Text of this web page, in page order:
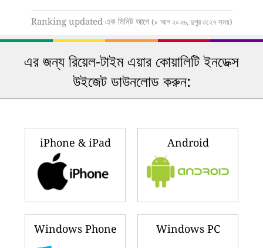
Ranking updated এক মিনিট আগে (৮ আগ ২০২৬, দুপুর ৩:২৭ সময়)
এর জন্য রিয়েল-টাইম এয়ার কোয়ালিটি ইনডেক্স
উইজেট ডাউনলোড করুন:
iPhone & iPad Android
Windows Phone Windows PC